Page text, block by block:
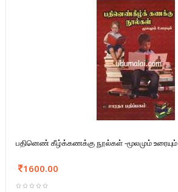
பதினெண் கீழ்க்கணக்கு நூல்கள் -மூலமும் உரையும்
1600.00